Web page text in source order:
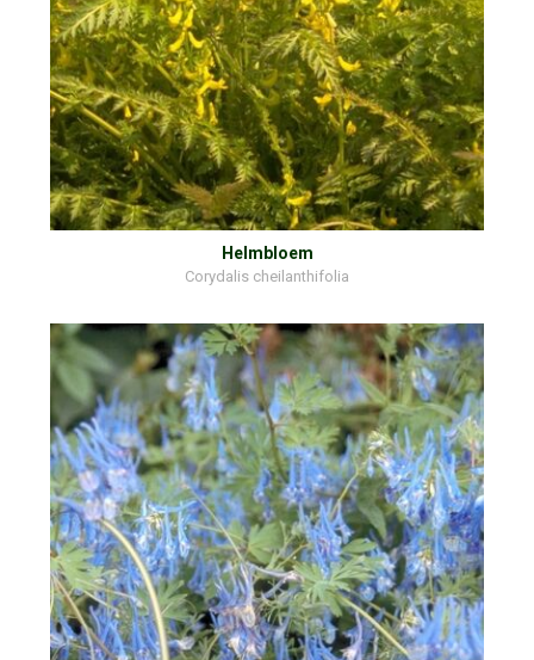
Helmbloem
Corydalis cheilanthifolia